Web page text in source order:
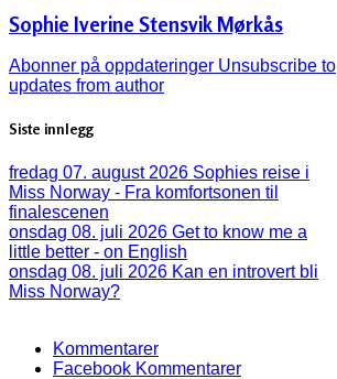
Sophie Iverine Stensvik Mørkås
Abonner på oppdateringer Unsubscribe to
updates from author
Siste innlegg
fredag 07. august 2026 Sophies reise i
Miss Norway - Fra komfortsonen til
finalescenen
onsdag 08. juli 2026 Get to know me a
little better - on English
onsdag 08. juli 2026 Kan en introvert bli
Miss Norway?
Kommentarer
Facebook Kommentarer